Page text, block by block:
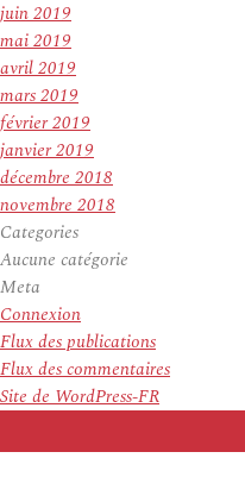
juin 2019
mai 2019
avril 2019
mars 2019
février 2019
janvier 2019
décembre 2018
novembre 2018
Categories
Aucune catégorie
Meta
Connexion
Flux des publications
Flux des commentaires
Site de WordPress-FR